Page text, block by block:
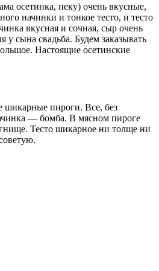
осетинка, пеку) очень вкусные,
начинки и тонкое тесто, и тесто
вкусная и сочная, сыр очень
сына свадьба. Будем заказывать
Настоящие осетинские
шикарные пироги. Все, без
— бомба. В мясном пироге
Тесто шикарное ни толще ни